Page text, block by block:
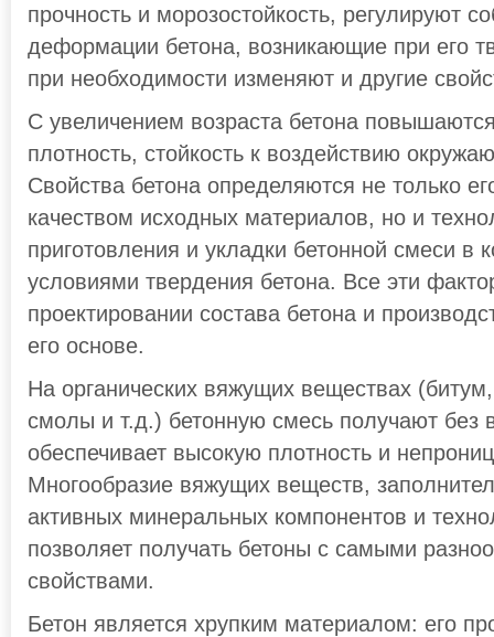
прочность и морозостойкость, регулируют
деформации бетона, возникающие при его
при необходимости изменяют и другие
С увеличением возраста бетона
плотность, стойкость к воздействию
Свойства бетона определяются не только
качеством исходных материалов, но и
приготовления и укладки бетонной смеси в
условиями твердения бетона. Все эти
проектировании состава бетона и
его основе.
На органических вяжущих веществах (битум,
смолы и т.д.) бетонную смесь получают без
обеспечивает высокую плотность и
Многообразие вяжущих веществ,
активных минеральных компонентов и
позволяет получать бетоны с самыми
свойствами.
Бетон является хрупким материалом: его